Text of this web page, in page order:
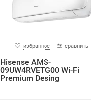
избранное сравнить
Hisense AMS-
09UW4RVETG00 Wi-Fi
Premium Desing
внутренний ...